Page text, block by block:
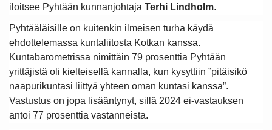
iloitsee Pyhtään kunnanjohtaja Terhi Lindholm.
Pyhtääläisille on kuitenkin ilmeisen turha käydä
ehdottelemassa kuntaliitosta Kotkan kanssa.
Kuntabarometrissa nimittäin 79 prosenttia Pyhtään
yrittäjistä oli kielteisellä kannalla, kun kysyttiin ”pitäisikö
naapurikuntasi liittyä yhteen oman kuntasi kanssa”.
Vastustus on jopa lisääntynyt, sillä 2024 ei-vastauksen
antoi 77 prosenttia vastanneista.